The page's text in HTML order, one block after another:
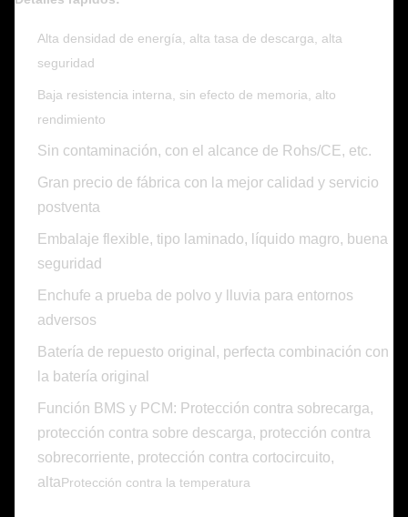
Alta densidad de energía, alta tasa de descarga, alta
seguridad
Baja resistencia interna, sin efecto de memoria, alto
rendimiento
Sin contaminación, con el alcance de Rohs/CE, etc.
Gran precio de fábrica con la mejor calidad y servicio
postventa
Embalaje flexible, tipo laminado, líquido magro, buena
seguridad
Enchufe a prueba de polvo y lluvia para entornos
adversos
Batería de repuesto original, perfecta combinación con
la batería original
Función BMS y PCM: Protección contra sobrecarga,
protección contra sobre descarga, protección contra
sobrecorriente, protección contra cortocircuito,
altaProtección contra la temperatura